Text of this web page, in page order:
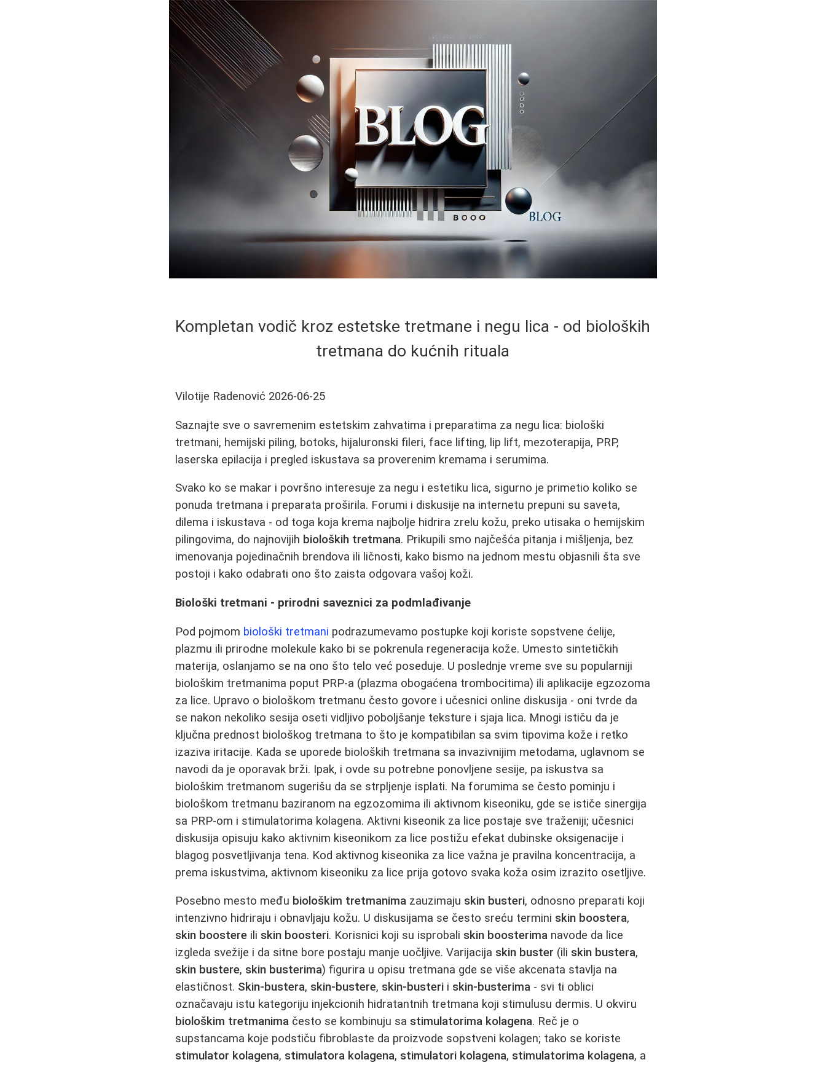
Kompletan vodič kroz estetske tretmane i negu lica - od bioloških
tretmana do kućnih rituala
Vilotije Radenović 2026-06-25
Saznajte sve o savremenim estetskim zahvatima i preparatima za negu lica: biološki
tretmani, hemijski piling, botoks, hijaluronski fileri, face lifting, lip lift, mezoterapija, PRP,
laserska epilacija i pregled iskustava sa proverenim kremama i serumima.
Svako ko se makar i površno interesuje za negu i estetiku lica, sigurno je primetio koliko se
ponuda tretmana i preparata proširila. Forumi i diskusije na internetu prepuni su saveta,
dilema i iskustava - od toga koja krema najbolje hidrira zrelu kožu, preko utisaka o hemijskim
pilingovima, do najnovijih bioloških tretmana. Prikupili smo najčešća pitanja i mišljenja, bez
imenovanja pojedinačnih brendova ili ličnosti, kako bismo na jednom mestu objasnili šta sve
postoji i kako odabrati ono što zaista odgovara vašoj koži.
Biološki tretmani - prirodni saveznici za podmlađivanje
Pod pojmom biološki tretmani podrazumevamo postupke koji koriste sopstvene ćelije,
plazmu ili prirodne molekule kako bi se pokrenula regeneracija kože. Umesto sintetičkih
materija, oslanjamo se na ono što telo već poseduje. U poslednje vreme sve su popularniji
biološkim tretmanima poput PRP-a (plazma obogaćena trombocitima) ili aplikacije egzozoma
za lice. Upravo o biološkom tretmanu često govore i učesnici online diskusija - oni tvrde da
se nakon nekoliko sesija oseti vidljivo poboljšanje teksture i sjaja lica. Mnogi ističu da je
ključna prednost biološkog tretmana to što je kompatibilan sa svim tipovima kože i retko
izaziva iritacije. Kada se uporede bioloških tretmana sa invazivnijim metodama, uglavnom se
navodi da je oporavak brži. Ipak, i ovde su potrebne ponovljene sesije, pa iskustva sa
biološkim tretmanom sugerišu da se strpljenje isplati. Na forumima se često pominju i
biološkom tretmanu baziranom na egzozomima ili aktivnom kiseoniku, gde se ističe sinergija
sa PRP-om i stimulatorima kolagena. Aktivni kiseonik za lice postaje sve traženiji; učesnici
diskusija opisuju kako aktivnim kiseonikom za lice postižu efekat dubinske oksigenacije i
blagog posvetljivanja tena. Kod aktivnog kiseonika za lice važna je pravilna koncentracija, a
prema iskustvima, aktivnom kiseoniku za lice prija gotovo svaka koža osim izrazito osetljive.
Posebno mesto među biološkim tretmanima zauzimaju skin busteri, odnosno preparati koji
intenzivno hidriraju i obnavljaju kožu. U diskusijama se često sreću termini skin boostera,
skin boostere ili skin boosteri. Korisnici koji su isprobali skin boosterima navode da lice
izgleda svežije i da sitne bore postaju manje uočljive. Varijacija skin buster (ili skin bustera,
skin bustere, skin busterima) figurira u opisu tretmana gde se više akcenata stavlja na
elastičnost. Skin-bustera, skin-bustere, skin-busteri i skin-busterima - svi ti oblici
označavaju istu kategoriju injekcionih hidratantnih tretmana koji stimulusu dermis. U okviru
biološkim tretmanima često se kombinuju sa stimulatorima kolagena. Reč je o
supstancama koje podstiču fibroblaste da proizvode sopstveni kolagen; tako se koriste
stimulator kolagena, stimulatora kolagena, stimulatori kolagena, stimulatorima kolagena, a